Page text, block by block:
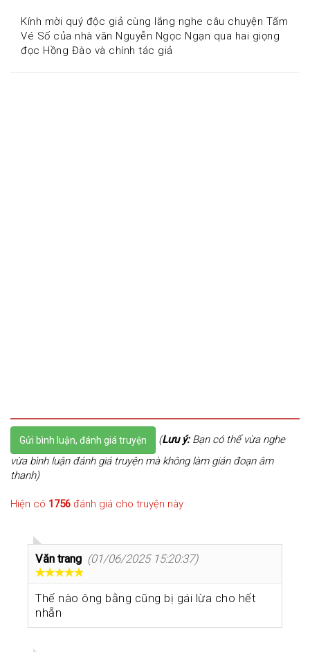
Kính mời quý độc giả cùng lắng nghe câu chuyện Tấm
Vé Số của nhà văn Nguyễn Ngọc Ngạn qua hai giọng
đọc Hồng Đào và chính tác giả
Gửi bình luận, đánh giá truyện (Lưu ý:Bạn có thể vừa nghe
vừa bình luận đánh giá truyện mà không làm gián đoạn âm
thanh)
Hiện có 1756 đánh giá cho truyện này
Văn trang (01/06/2025 15:20:37)
Thế nào ông bằng cũng bị gái lừa cho hết
nhẵn